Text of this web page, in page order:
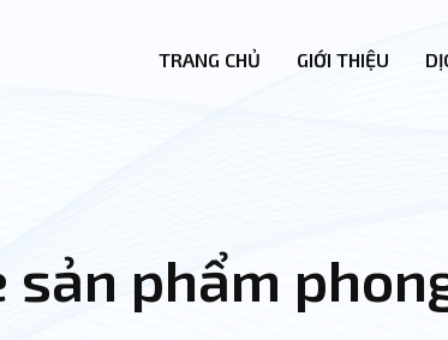
TRANG CHỦ
GIỚI THIỆU
sản phẩm